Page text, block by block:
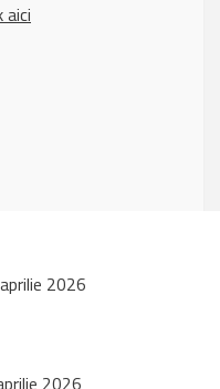
aici
2026
2026